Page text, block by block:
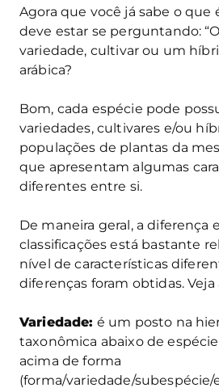
Agora que você já sabe o que
deve estar se perguntando:
variedade, cultivar ou um
arábica?
Bom, cada espécie pode
variedades, cultivares e/ou
populações de plantas da
que apresentam algumas
diferentes entre si.
De maneira geral, a diferença
classificações está bastante
nível de características
diferenças foram obtidas. Veja
Variedade: é um posto na
taxonômica abaixo de
acima de forma
(forma/variedade/subespécie/